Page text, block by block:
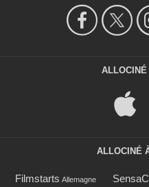
ALLOCINÉ
Filmstarts Allemagne